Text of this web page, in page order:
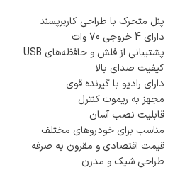
پنل متحرک با طراحی کاربرپسند
دارای 4 خروجی 70 وات
پشتیبانی از فلش و حافظه‌های USB
کیفیت صدای بالا
دارای رادیو با گیرنده قوی
مجهز به ریموت کنترل
قابلیت نصب آسان
مناسب برای خودروهای مختلف
قیمت اقتصادی و مقرون به صرفه
طراحی شیک و مدرن